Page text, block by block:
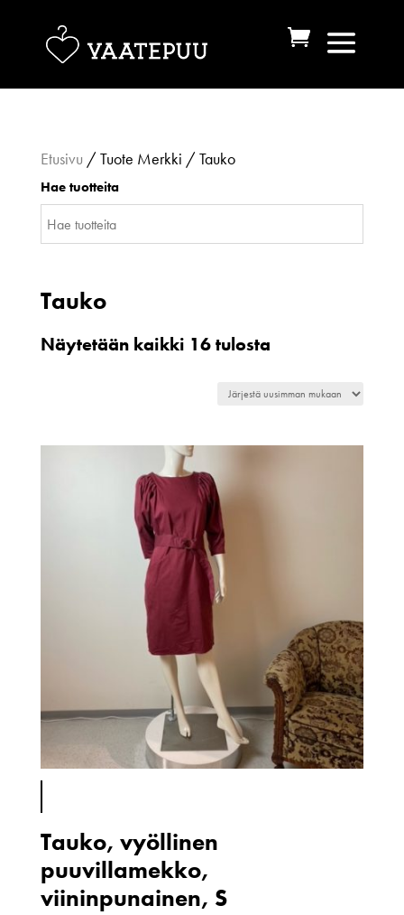
Etusivu / Tuote Merkki / Tauko
Hae tuotteita
Tauko
Näytetään kaikki 16 tulostaSorted
Tauko, vyöllinen
puuvillamekko,
viininpunainen, S